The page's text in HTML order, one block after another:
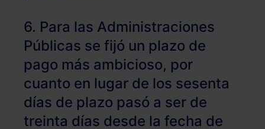
6. Para las Administraciones
Públicas se fijó un plazo de
pago más ambicioso, por
cuanto en lugar de los sesenta
días de plazo pasó a ser de
treinta días desde la fecha de